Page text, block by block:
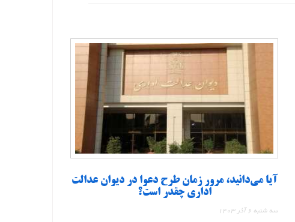
آیا می‌دانید، مرور زمان طرح دعوا در دیوان عدالت
اداری چقدر است؟
سه شنبه 6 آذر 1403